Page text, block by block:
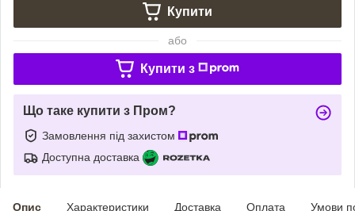
Купити
або
Купити з
Що таке купити з Пром?
Замовлення під захистом
Доступна доставка
Опис Характеристики Доставка Оплата Умови